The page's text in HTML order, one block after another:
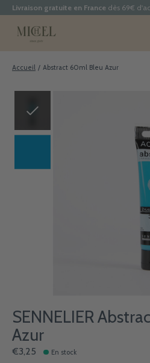
Livraison gratuite en France dès 69€
Accueil / Abstract 60ml Bleu Azur
SENNELIER
Azur
€3,25 En stock